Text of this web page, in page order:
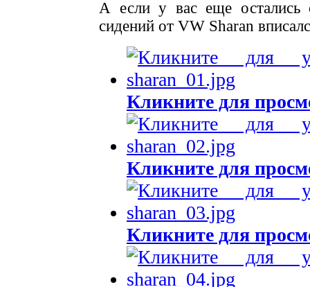
А если у вас еще
сидений от VW Sharan
Кликните для
Кликните для
Кликните для